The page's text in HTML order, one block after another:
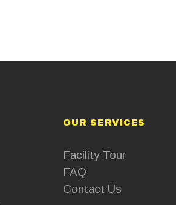
OUR SERVICES
Facility Tour
FAQ
Contact Us